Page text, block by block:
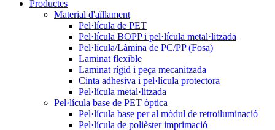
Productes
Material d'aïllament
Pel·lícula de PET
Pel·lícula BOPP i pel·lícula metal·litzada
Pel·lícula/Làmina de PC/PP (Fosa)
Laminat flexible
Laminat rígid i peça mecanitzada
Cinta adhesiva i pel·lícula protectora
Pel·lícula metal·litzada
Pel·lícula base de PET òptica
Pel·lícula base per al mòdul de retroiluminació
Pel·lícula de polièster imprimació